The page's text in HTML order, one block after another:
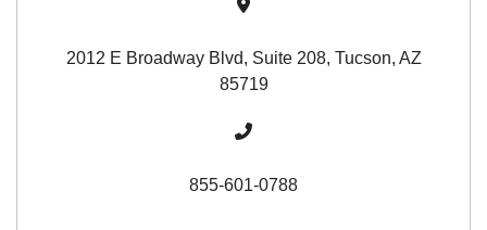
2012 E Broadway Blvd, Suite 208, Tucson, AZ
85719
855-601-0788